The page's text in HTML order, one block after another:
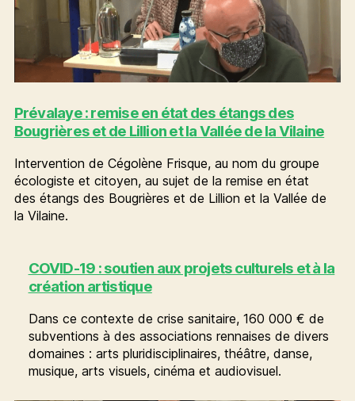
Prévalaye : remise en état des étangs des
Bougrières et de Lillion et la Vallée de la Vilaine
Intervention de Cégolène Frisque, au nom du groupe
écologiste et citoyen, au sujet de la remise en état
des étangs des Bougrières et de Lillion et la Vallée de
la Vilaine.
COVID-19 : soutien aux projets culturels et à la
création artistique
Dans ce contexte de crise sanitaire, 160 000 € de
subventions à des associations rennaises de divers
domaines : arts pluridisciplinaires, théâtre, danse,
musique, arts visuels, cinéma et audiovisuel.